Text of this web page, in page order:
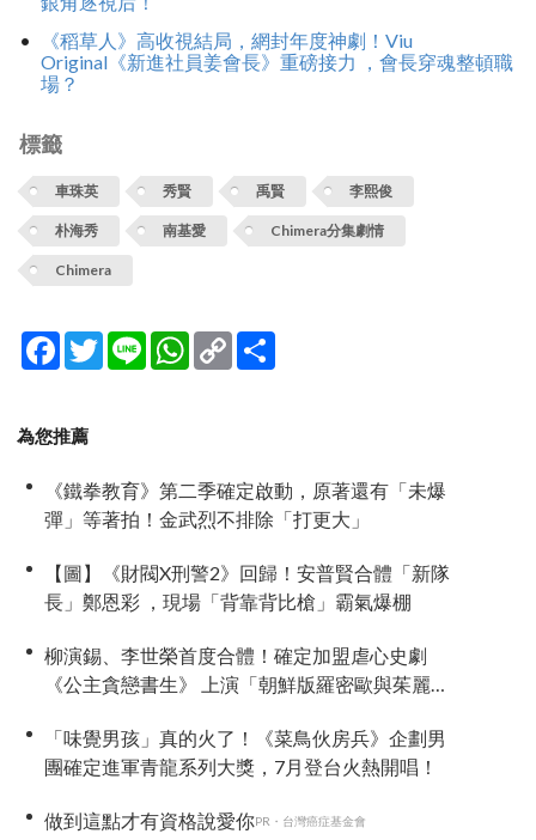
《稻草人》高收視結局，網封年度神劇！Viu
Original《新進社員姜會長》重磅接力 ，會長穿魂整頓職
場？
標籤
車珠英 秀賢 禹賢 李熙俊
朴海秀 南基愛 Chimera分集劇情
Chimera
Facebook
TwitterLine WhatsApp
Copy
Link
為您推薦
《鐵拳教育》第二季確定啟動，原著還有「未爆
彈」等著拍！金武烈不排除「打更大」
【圖】《財閥X刑警2》回歸！安普賢合體「新隊
長」鄭恩彩 ，現場「背靠背比槍」霸氣爆棚
柳演錫、李世榮首度合體！確定加盟虐心史劇
《公主貪戀書生》 上演「朝鮮版羅密歐與茱麗
「味覺男孩」真的火了！《菜鳥伙房兵》企劃男
團確定進軍青龍系列大獎，7月登台火熱開唱！
做到這點才有資格說愛你PR・台灣癌症基金會